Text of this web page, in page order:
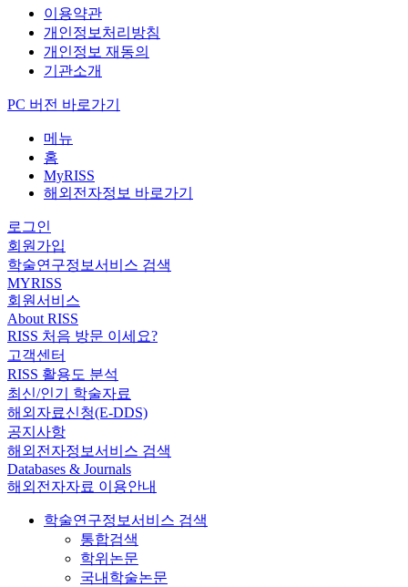
이용약관
개인정보처리방침
개인정보 재동의
기관소개
PC 버전 바로가기
메뉴
홈
MyRISS
해외전자정보 바로가기
로그인
회원가입
학술연구정보서비스 검색
MYRISS
회원서비스
About RISS
RISS 처음 방문 이세요?
고객센터
RISS 활용도 분석
최신/인기 학술자료
해외자료신청(E-DDS)
공지사항
해외전자정보서비스 검색
Databases & Journals
해외전자자료 이용안내
학술연구정보서비스 검색
통합검색
학위논문
국내학술논문